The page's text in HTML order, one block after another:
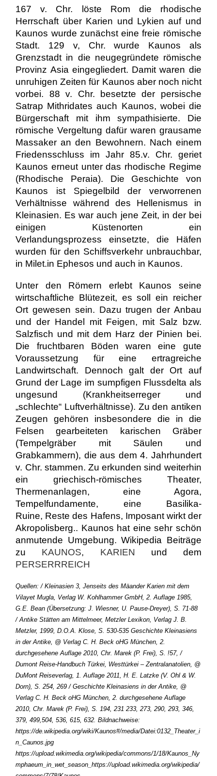
167 v. Chr. löste Rom die rhodische
Herrschaft über Karien und Lykien auf und
Kaunos wurde zunächst eine freie römische
Stadt. 129 v, Chr. wurde Kaunos als
Grenzstadt in die neugegründete römische
Provinz Asia eingegliedert. Damit waren die
unruhigen Zeiten für Kaunos aber noch nicht
vorbei. 88 v. Chr. besetzte der persische
Satrap Mithridates auch Kaunos, wobei die
Bürgerschaft mit ihm sympathisierte. Die
römische Vergeltung dafür waren grausame
Massaker an den Bewohnern. Nach einem
Friedensschluss im Jahr 85.v. Chr. geriet
Kaunos erneut unter das rhodische Regime
(Rhodische Peraia). Die Geschichte von
Kaunos ist Spiegelbild der verworrenen
Verhältnisse während des Hellenismus in
Kleinasien. Es war auch jene Zeit, in der bei
einigen Küstenorten ein
Verlandungsprozess einsetzte, die Häfen
wurden für den Schiffsverkehr unbrauchbar,
in Milet.in Ephesos und auch in Kaunos.
Unter den Römern erlebt Kaunos seine
wirtschaftliche Blütezeit, es soll ein reicher
Ort gewesen sein. Dazu trugen der Anbau
und der Handel mit Feigen, mit Salz bzw.
Salzfisch und mit dem Harz der Pinien bei.
Die fruchtbaren Böden waren eine gute
Voraussetzung für eine ertragreiche
Landwirtschaft. Dennoch galt der Ort auf
Grund der Lage im sumpfigen Flussdelta als
ungesund (Krankheitserreger und
„schlechte“ Luftverhältnisse). Zu den antiken
Zeugen gehören insbesondere die in die
Felsen gearbeiteten karischen Gräber
(Tempelgräber mit Säulen und
Grabkammern), die aus dem 4. Jahrhundert
v. Chr. stammen. Zu erkunden sind weiterhin
ein griechisch-römisches Theater,
Thermenanlagen, eine Agora,
Tempelfundamente, eine Basilika-
Ruine, Reste des Hafens, Imposant wirkt der
Akropolisberg.. Kaunos hat eine sehr schön
anmutende Umgebung. Wikipedia Beiträge
zu KAUNOS, KARIEN und dem
PERSERRREICH
Quellen: / Kleinasien 3, Jenseits des Mäander Karien mit dem
Vilayet Mugla, Verlag W. Kohlhammer GmbH, 2. Auflage 1985,
G.E. Bean (Übersetzung: J. Wiesner, U. Pause-Dreyer), S. 71-88
/ Antike Stätten am Mittelmeer, Metzler Lexikon, Verlag J. B.
Metzler, 1999, D.O.A. Klose, S. 530-535 Geschichte Kleinasiens
in der Antike, @ Verlag C. H. Beck oHG München, 2.
durchgesehene Auflage 2010, Chr. Marek (P. Frei), S. !57, /
Dumont Reise-Handbuch Türkei, Westtürkei – Zentralanatolien, @
DuMont Reiseverlag, 1. Auflage 2011, H. E. Latzke (V. Ohl & W.
Dorn), S. 254, 269 / Geschichte Kleinasiens in der Antike, @
Verlag C. H. Beck oHG München, 2. durchgesehene Auflage
2010, Chr. Marek (P. Frei), S. 194, 231 233, 273, 290, 293, 346,
379, 499,504, 536, 615, 632.Bildnachweise:
https://de.wikipedia.org/wiki/Kaunos#/media/Datei:0132_Theater_i
n_Caunos.jpg
https://upload.wikimedia.org/wikipedia/commons/1/18/Kaunos_Ny
mphaeum_in_wet_season_https://upload.wikimedia.org/wikipedia/